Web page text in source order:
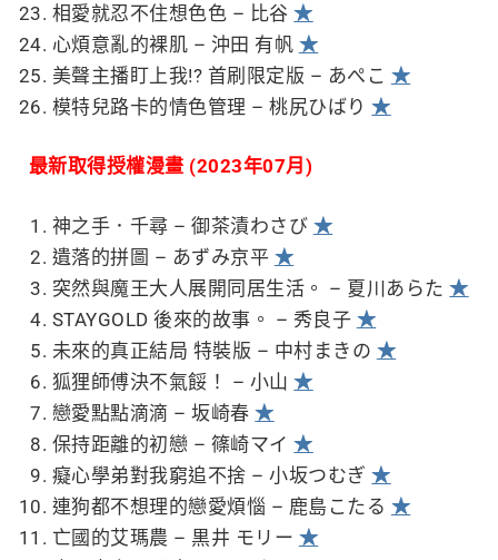
相愛就忍不住想色色 – 比谷★
心煩意亂的裸肌 – 沖田 有帆 ★
美聲主播盯上我!? 首刷限定版 – あぺこ ★
模特兒路卡的情色管理 – 桃尻ひばり★
最新取得授權漫畫 (2023年07月)
神之手．千尋 – 御茶漬わさび ★
遺落的拼圖 – あずみ京平 ★
突然與魔王大人展開同居生活。 – 夏川あらた★
STAYGOLD 後來的故事。 – 秀良子 ★
未來的真正結局 特裝版 – 中村まきの ★
狐狸師傅決不氣餒！ – 小山★
戀愛點點滴滴 – 坂崎春★
保持距離的初戀 – 篠崎マイ★
癡心學弟對我窮追不捨 – 小坂つむぎ★
連狗都不想理的戀愛煩惱 – 鹿島こたる ★
亡國的艾瑪農 – 黒井 モリー ★